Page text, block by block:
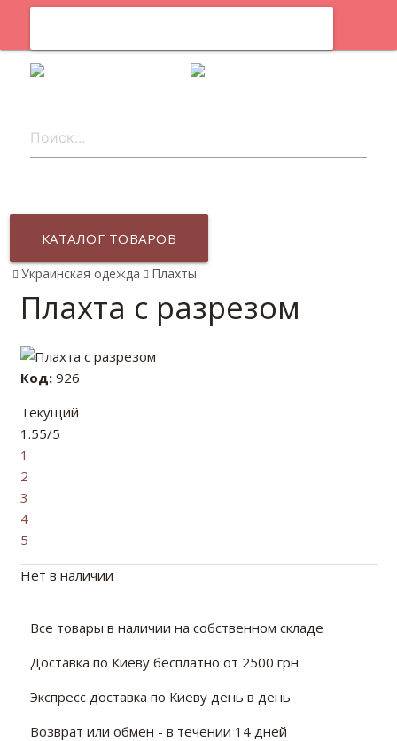
КАТАЛОГ ТОВАРОВ
Украинская одежда Плахты
Плахта с разрезом
Код:926
Текущий
1.55/5
1
2
3
4
5
Нет в наличии
Все товары в наличии на собственном складе
Доставка по Киеву бесплатно от 2500 грн
Экспресс доставка по Киеву день в день
Возврат или обмен - в течении 14 дней